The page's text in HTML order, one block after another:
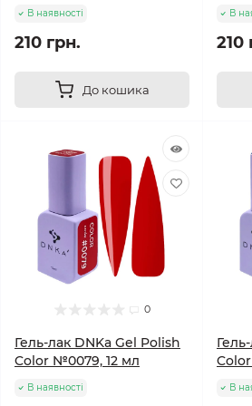
В наявності
210 грн.
До кошика
В
210
0
Гель-лак DNKa Gel Polish
Color №0079, 12 мл
В наявності В